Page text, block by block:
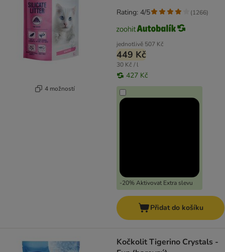
4 možností
jednotlivě 507 Kč
449 Kč
30 Kč / l
427 Kč
-20% Aktivovat Extra slevu
Rating: 4/5 (1266)
Přidat do košíku
Kočkolit Tigerino Crystals -